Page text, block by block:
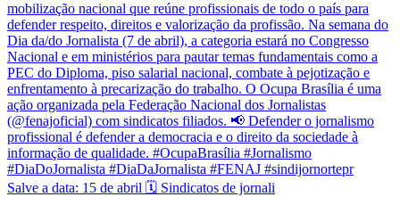
Salve a data: 15 de abril 🗓️ Sindicatos de jornali